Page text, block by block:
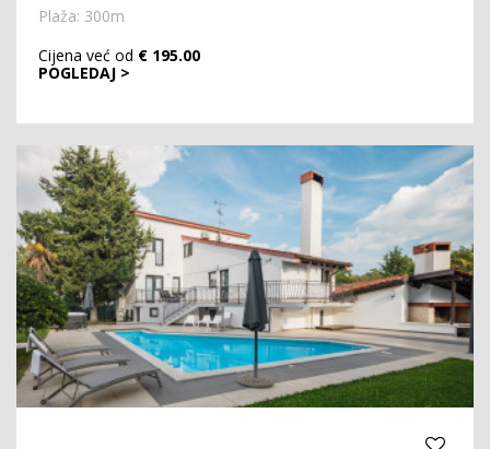
Plaža: 300m
POGLEDAJ >
Cijena već od € 195.00